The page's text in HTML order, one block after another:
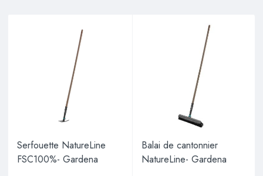
Serfouette NatureLine
FSC100%- Gardena
Balai de cantonnier
NatureLine- Gardena